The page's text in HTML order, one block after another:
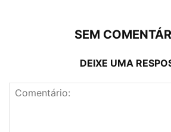
SEM
DEIXE UMA